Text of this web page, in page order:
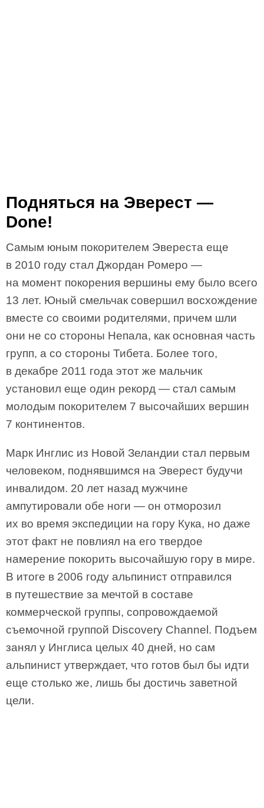
Подняться на Эверест —
Done!
Самым юным покорителем Эвереста еще
в 2010 году стал Джордан Ромеро —
на момент покорения вершины ему было всего
13 лет. Юный смельчак совершил восхождение
вместе со своими родителями, причем шли
они не со стороны Непала, как основная часть
групп, а со стороны Тибета. Более того,
в декабре 2011 года этот же мальчик
установил еще один рекорд — стал самым
молодым покорителем 7 высочайших вершин
7 континентов.
Марк Инглис из Новой Зеландии стал первым
человеком, поднявшимся на Эверест будучи
инвалидом. 20 лет назад мужчине
ампутировали обе ноги — он отморозил
их во время экспедиции на гору Кука, но даже
этот факт не повлиял на его твердое
намерение покорить высочайшую гору в мире.
В итоге в 2006 году альпинист отправился
в путешествие за мечтой в составе
коммерческой группы, сопровождаемой
съемочной группой Discovery Channel. Подъем
занял у Инглиса целых 40 дней, но сам
альпинист утверждает, что готов был бы идти
еще столько же, лишь бы достичь заветной
цели.